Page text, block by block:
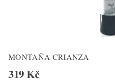
MONTAŇA CRIANZA
319 Kč